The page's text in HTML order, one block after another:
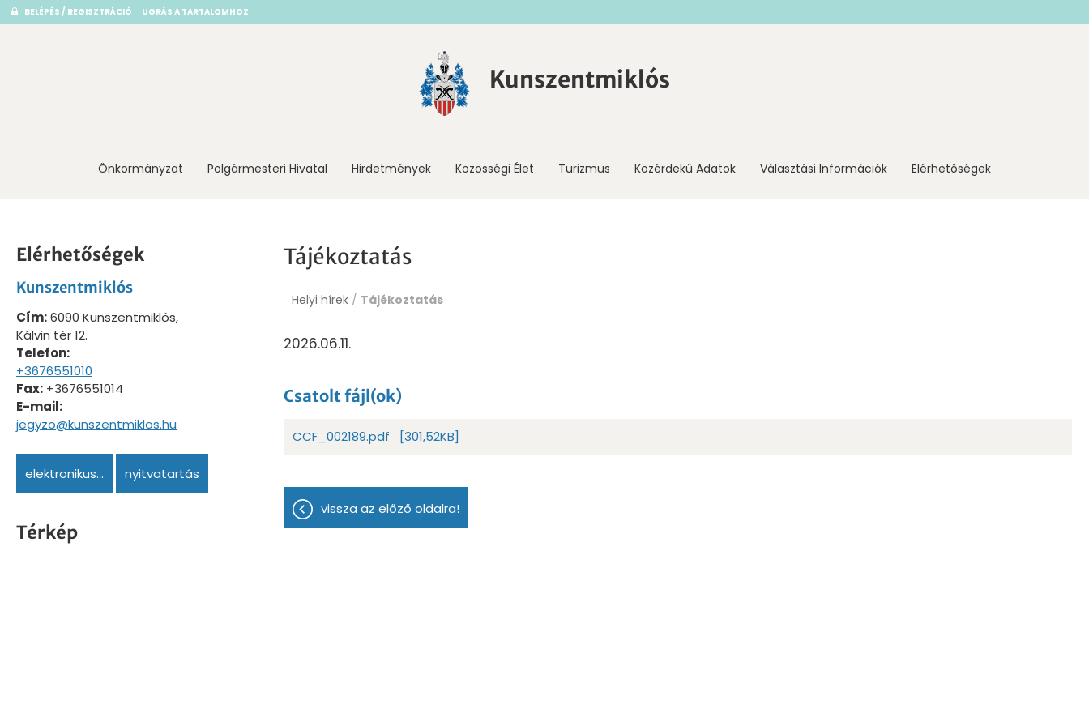
BELÉPÉS / REGISZTRÁCIÓ UGRÁS A TARTALOMHOZ
Kunszentmiklós
Önkormányzat Polgármesteri Hivatal Hirdetmények Közösségi Élet Turizmus Közérdekű Adatok Választási Információk Elérhetőségek
Elérhetőségek
Kunszentmiklós
Cím:6090 Kunszentmiklós,
Kálvin tér 12.
Telefon:
+3676551010
Fax: +3676551014
E-mail:
jegyzo@kunszentmiklos.hu
elektronikus... nyitvatartás
Térkép
Tájékoztatás
Helyi hírek / Tájékoztatás
2026.06.11.
Csatolt fájl(ok)
CCF_002189.pdf [301,52KB]
vissza az előző oldalra!